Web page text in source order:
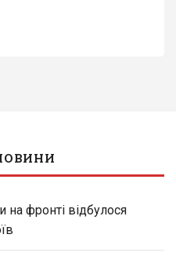
на фронті відбулося